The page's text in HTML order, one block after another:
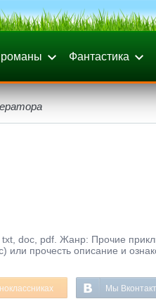
Фантастика
doc, pdf. Жанр: Прочие
или прочесть описание и
Мы